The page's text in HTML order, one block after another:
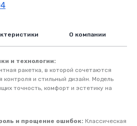
О компании
и технологии:
ракетка, в которой сочетаются
контроля и стильный дизайн. Модель
точность, комфорт и эстетику на
и прощение ошибок: Классическая